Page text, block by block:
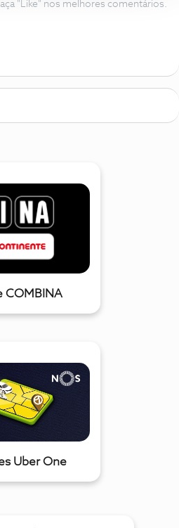
"Like" nos melhores comentários.
COMBINA
Uber One